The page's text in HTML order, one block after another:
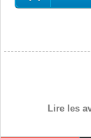
Lire les